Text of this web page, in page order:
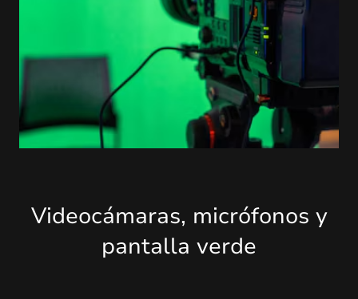
Videocámaras, micrófonos y
pantalla verde